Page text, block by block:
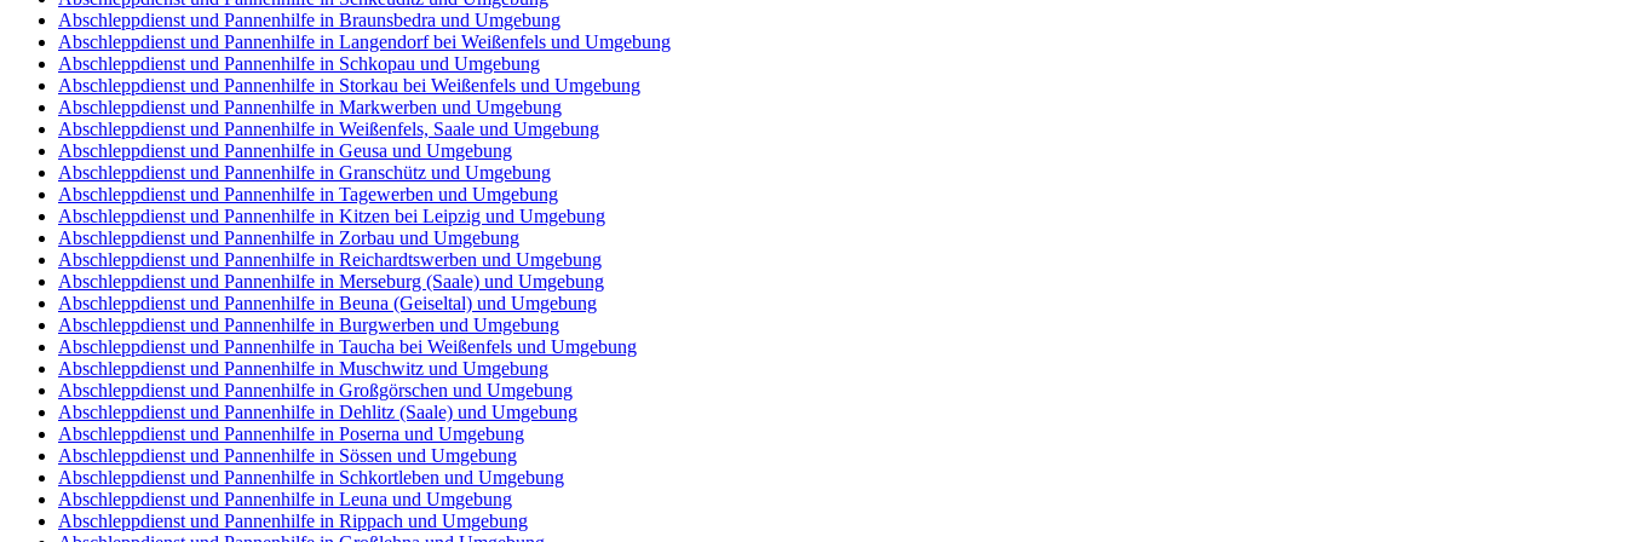
Abschleppdienst und Pannenhilfe in Braunsbedra und Umgebung
Abschleppdienst und Pannenhilfe in Langendorf bei Weißenfels und Umgebung
Abschleppdienst und Pannenhilfe in Schkopau und Umgebung
Abschleppdienst und Pannenhilfe in Storkau bei Weißenfels und Umgebung
Abschleppdienst und Pannenhilfe in Markwerben und Umgebung
Abschleppdienst und Pannenhilfe in Weißenfels, Saale und Umgebung
Abschleppdienst und Pannenhilfe in Geusa und Umgebung
Abschleppdienst und Pannenhilfe in Granschütz und Umgebung
Abschleppdienst und Pannenhilfe in Tagewerben und Umgebung
Abschleppdienst und Pannenhilfe in Kitzen bei Leipzig und Umgebung
Abschleppdienst und Pannenhilfe in Zorbau und Umgebung
Abschleppdienst und Pannenhilfe in Reichardtswerben und Umgebung
Abschleppdienst und Pannenhilfe in Merseburg (Saale) und Umgebung
Abschleppdienst und Pannenhilfe in Beuna (Geiseltal) und Umgebung
Abschleppdienst und Pannenhilfe in Burgwerben und Umgebung
Abschleppdienst und Pannenhilfe in Taucha bei Weißenfels und Umgebung
Abschleppdienst und Pannenhilfe in Muschwitz und Umgebung
Abschleppdienst und Pannenhilfe in Großgörschen und Umgebung
Abschleppdienst und Pannenhilfe in Dehlitz (Saale) und Umgebung
Abschleppdienst und Pannenhilfe in Poserna und Umgebung
Abschleppdienst und Pannenhilfe in Sössen und Umgebung
Abschleppdienst und Pannenhilfe in Schkortleben und Umgebung
Abschleppdienst und Pannenhilfe in Leuna und Umgebung
Abschleppdienst und Pannenhilfe in Rippach und Umgebung